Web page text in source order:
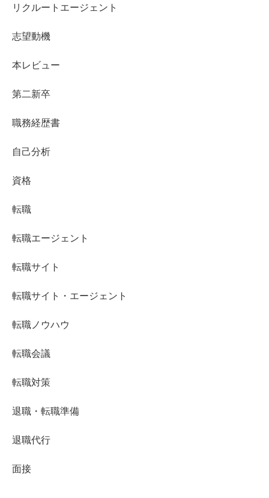
リクルートエージェント
志望動機
本レビュー
第二新卒
職務経歴書
自己分析
資格
転職
転職エージェント
転職サイト
転職サイト・エージェント
転職ノウハウ
転職会議
転職対策
退職・転職準備
退職代行
面接